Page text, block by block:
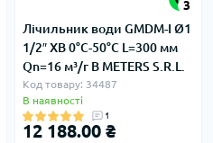
3
Лічильник води GMDM-I Ø1
1/2″ ХВ 0°С-50°С L=300 мм
Qn=16 м³/г B METERS S.R.L.
Код товару: 34487
В наявності
1
12 188.00 ₴